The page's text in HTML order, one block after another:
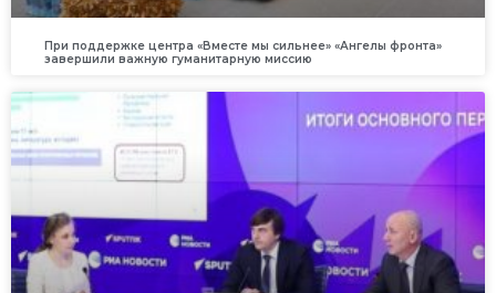
При поддержке центра «Вместе мы сильнее» «Ангелы фронта»
завершили важную гуманитарную миссию